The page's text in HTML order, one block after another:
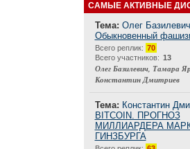
Connect
САМЫЕ АКТИВНЫЕ
Тема: Олег
Обыкновенный
Всего реплик: 70
Всего участников: 13
Олег Базилевич, Тамара
Константин Дмитриев
Тема: Константин
BITCOIN. ПРОГНОЗ
МИЛЛИАРДЕРА
ГИНЗБУРГА